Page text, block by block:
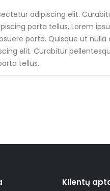
adipiscing elit.
porta tellus, Lorem
porta. Quisque ut
elit. Curabitur
tellus,
Klientų